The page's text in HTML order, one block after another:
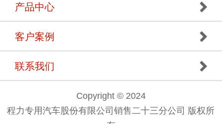
产品中心
客户案例
联系我们
Copyright © 2024
程力专用汽车股份有限公司销售二十三分公司 版权所